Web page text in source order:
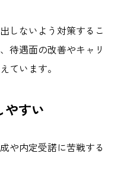
しないよう対策するこ
待遇面の改善やキャリ
ています。
やすい
や内定受諾に苦戦する